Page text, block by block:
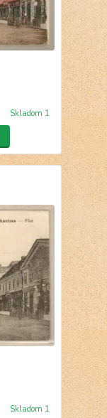
Skladom 1
Skladom 1